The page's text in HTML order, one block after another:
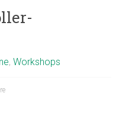
,Workshops